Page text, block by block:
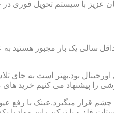
عزیز با سیستم تحویل فوری
سالی یک بار مجبور هستید
بود.بهتر است به جای
را پیشنهاد می کنیم خرید
میگیرد.عینک با رفع